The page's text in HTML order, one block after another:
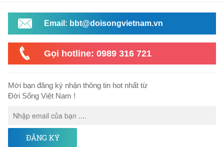
Email: bbt@doisongvietnam.vn
Gọi hotline: 0989 316 721
Mời bạn đăng ký nhận thông tin hot nhất từ
Đời Sống Việt Nam !
ĐĂNG KÝ